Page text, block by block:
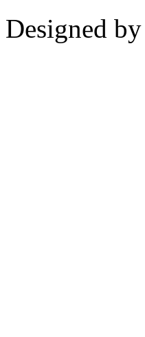
Designed by